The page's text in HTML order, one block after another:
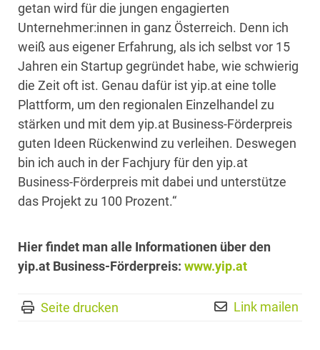
getan wird für die jungen engagierten
Unternehmer:innen in ganz Österreich. Denn ich
weiß aus eigener Erfahrung, als ich selbst vor 15
Jahren ein Startup gegründet habe, wie schwierig
die Zeit oft ist. Genau dafür ist yip.at eine tolle
Plattform, um den regionalen Einzelhandel zu
stärken und mit dem yip.at Business-Förderpreis
guten Ideen Rückenwind zu verleihen. Deswegen
bin ich auch in der Fachjury für den yip.at
Business-Förderpreis mit dabei und unterstütze
das Projekt zu 100 Prozent.“
Hier findet man alle Informationen über den
yip.at Business-Förderpreis: www.yip.at
Seite drucken Link mailen